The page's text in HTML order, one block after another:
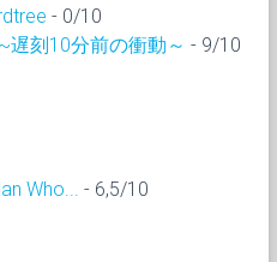
- 0/10
遅刻10分前の衝動～ - 9/10
Who...
- 6,5/10